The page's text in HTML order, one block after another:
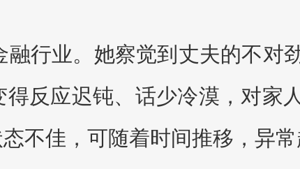
行业。她察觉到丈夫的不对
反应迟钝、话少冷漠，对家
不佳，可随着时间推移，异常